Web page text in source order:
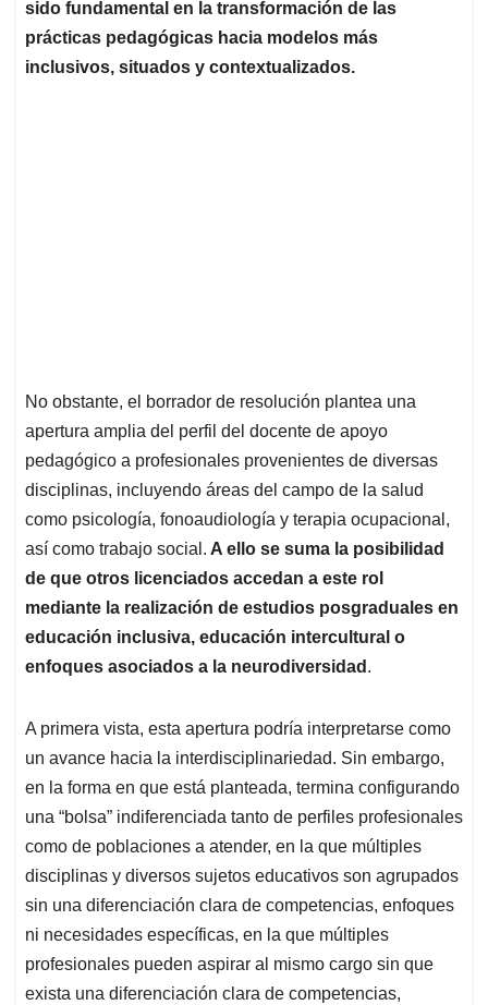
sido fundamental en la transformación de las
prácticas pedagógicas hacia modelos más
inclusivos, situados y contextualizados.
No obstante, el borrador de resolución plantea una
apertura amplia del perfil del docente de apoyo
pedagógico a profesionales provenientes de diversas
disciplinas, incluyendo áreas del campo de la salud
como psicología, fonoaudiología y terapia ocupacional,
así como trabajo social. A ello se suma la posibilidad
de que otros licenciados accedan a este rol
mediante la realización de estudios posgraduales en
educación inclusiva, educación intercultural o
enfoques asociados a la neurodiversidad .
A primera vista, esta apertura podría interpretarse como
un avance hacia la interdisciplinariedad. Sin embargo,
en la forma en que está planteada, termina configurando
una “bolsa” indiferenciada tanto de perfiles profesionales
como de poblaciones a atender, en la que múltiples
disciplinas y diversos sujetos educativos son agrupados
sin una diferenciación clara de competencias, enfoques
ni necesidades específicas, en la que múltiples
profesionales pueden aspirar al mismo cargo sin que
exista una diferenciación clara de competencias,